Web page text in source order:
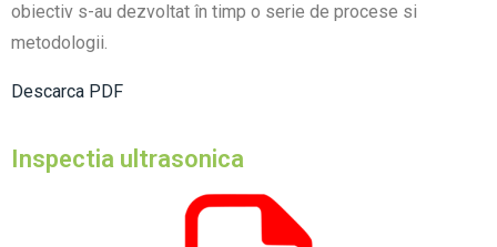
obiectiv s-au dezvoltat în timp o serie de procese si
metodologii.
Descarca PDF
Inspectia ultrasonica